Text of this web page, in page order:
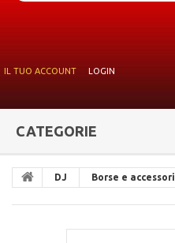
IL TUO ACCOUNT
LOGIN
CATEGORIE
DJ Borse e accessori